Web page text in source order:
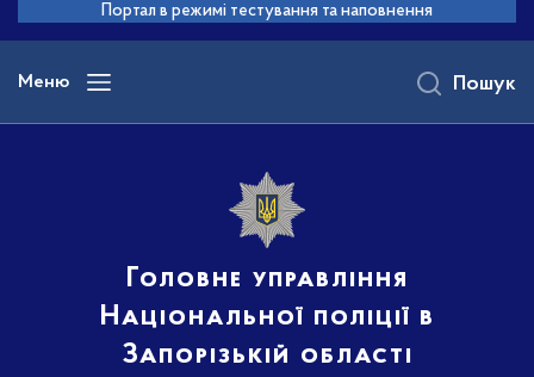
основного
вмісту
Портал в режимі тестування та наповнення
Меню
Головне управління
Національної поліції в
Запорізькій області
Пошук